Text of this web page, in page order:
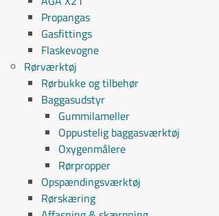
Propangas
Gasfittings
Flaskevogne
Rørværktøj
Rørbukke og tilbehør
Baggasudstyr
Gummilameller
Oppustelig baggasværktøj
Oxygenmålere
Rørpropper
Opspændingsværktøj
Rørskæring